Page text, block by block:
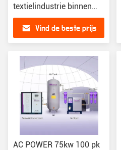
textielindustrie binnen
bouwmaterialen winkels
Vind de beste prijs
AC POWER 75kw 100 pk